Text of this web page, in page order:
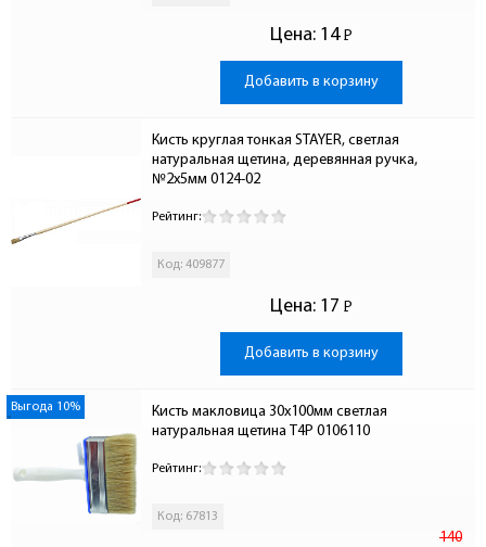
Цена: 14 Р
-
Добавить в корзину
Кисть круглая тонкая STAYER, светлая
натуральная щетина, деревянная ручка,
№2х5мм 0124-02
Рейтинг:
Код: 409877
Цена: 17 Р
-
Добавить в корзину
Выгода 10%
Кисть макловица 30х100мм светлая
натуральная щетина T4P 0106110
Рейтинг:
Код: 67813
140